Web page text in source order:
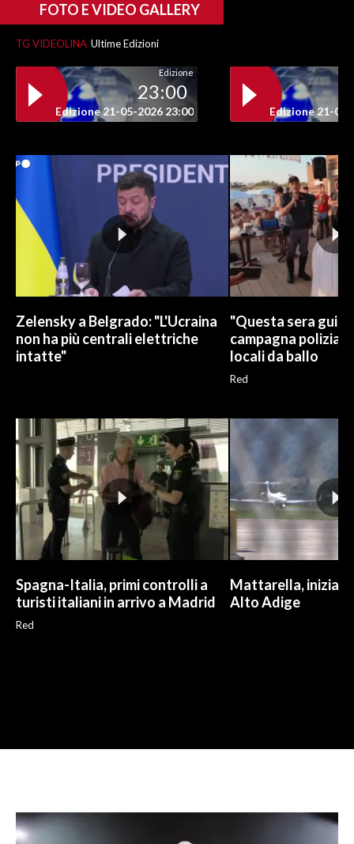
ABBONATI
PUBBLICITÀ
SPIAGGE
FOTO E VIDEO GALLERY
TG VIDEOLINA Ultime Edizioni
Edizione
23:00
Edizione 21-05-2026 23:00 Edizione 21-05-
Zelensky a Belgrado: "L'Ucraina
non ha più centrali elettriche
intatte"
"Questa sera
campagna polizia
locali da ballo
Red
Spagna-Italia, primi controlli a
turisti italiani in arrivo a Madrid
Red
Mattarella, iniziate
Alto Adige